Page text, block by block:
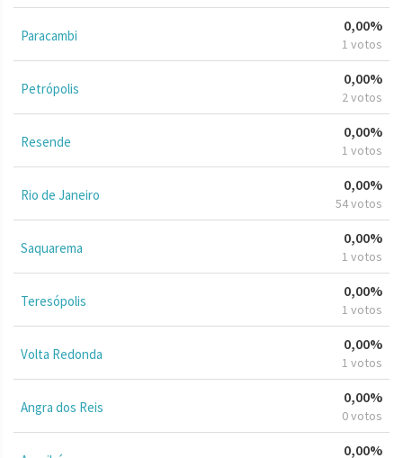
Paracambi
0,00%
1 votos
Petrópolis
0,00%
2 votos
Resende
0,00%
1 votos
Rio de Janeiro
0,00%
54 votos
Saquarema
0,00%
1 votos
Teresópolis
0,00%
1 votos
Volta Redonda
0,00%
1 votos
Angra dos Reis
0,00%
0 votos
0,00%